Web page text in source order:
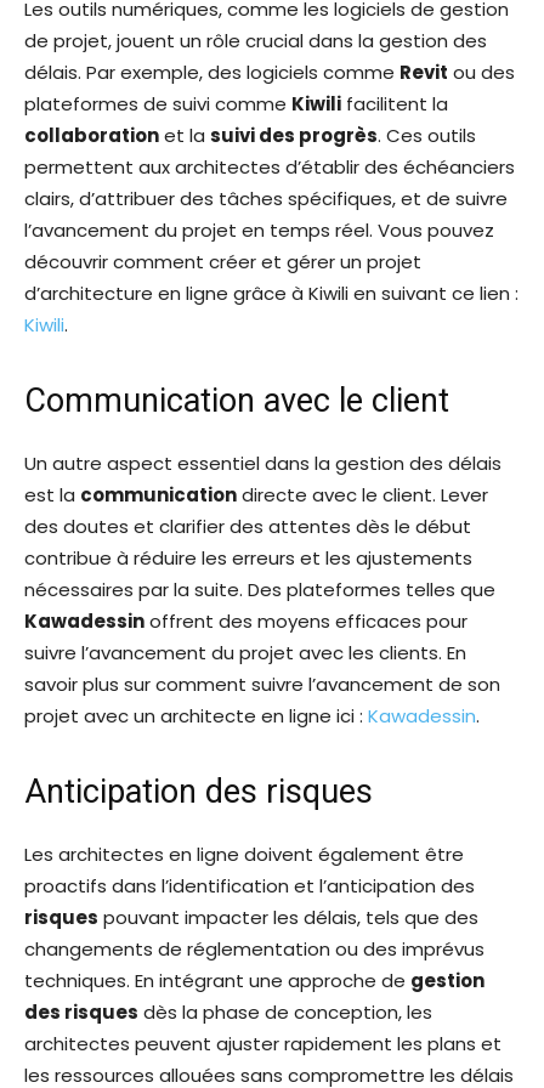
Les outils numériques, comme les logiciels de gestion
de projet, jouent un rôle crucial dans la gestion des
délais. Par exemple, des logiciels comme Revit ou des
plateformes de suivi comme Kiwili facilitent la
collaborationet la suivi des progrès. Ces outils
permettent aux architectes d’établir des échéanciers
clairs, d’attribuer des tâches spécifiques, et de suivre
l’avancement du projet en temps réel. Vous pouvez
découvrir comment créer et gérer un projet
d’architecture en ligne grâce à Kiwili en suivant ce lien :
Kiwili.
Communication avec le client
Un autre aspect essentiel dans la gestion des délais
est la communicationdirecte avec le client. Lever
des doutes et clarifier des attentes dès le début
contribue à réduire les erreurs et les ajustements
nécessaires par la suite. Des plateformes telles que
Kawadessinoffrent des moyens efficaces pour
suivre l’avancement du projet avec les clients. En
savoir plus sur comment suivre l’avancement de son
projet avec un architecte en ligne ici : Kawadessin.
Anticipation des risques
Les architectes en ligne doivent également être
proactifs dans l’identification et l’anticipation des
risques pouvant impacter les délais, tels que des
changements de réglementation ou des imprévus
techniques. En intégrant une approche de gestion
des risques dès la phase de conception, les
architectes peuvent ajuster rapidement les plans et
les ressources allouées sans compromettre les délais